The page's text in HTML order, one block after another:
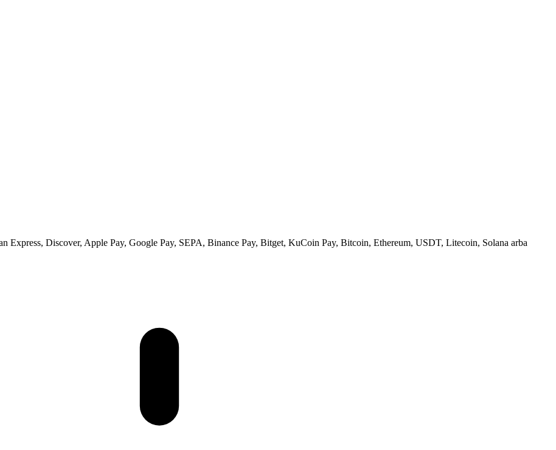
Express, Discover, Apple Pay, Google Pay, SEPA, Binance Pay, Bitget, KuCoin Pay, Bitcoin, Ethereum, USDT, Litecoin, Solana arba